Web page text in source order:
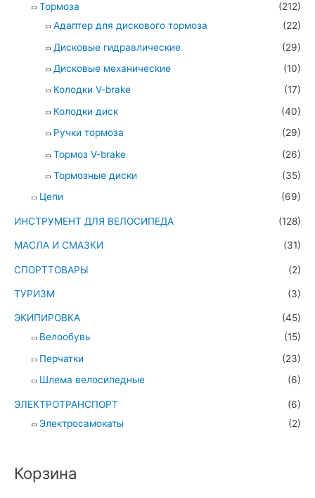
Тормоза
(212)
Адаптер для дискового тормоза
(22)
Дисковые гидравлические
(29)
Дисковые механические
(10)
Колодки V-brake
(17)
Колодки диск
(40)
Ручки тормоза
(29)
Тормоз V-brake
(26)
Тормозные диски
(35)
Цепи
(69)
ИНСТРУМЕНТ ДЛЯ ВЕЛОСИПЕДА (128)
МАСЛА И СМАЗКИ (31)
СПОРТТОВАРЫ (2)
ТУРИЗМ (3)
ЭКИПИРОВКА
(45)
Велообувь
(15)
Перчатки
(23)
Шлема велосипедные
(6)
ЭЛЕКТРОТРАНСПОРТ
(6)
Электросамокаты
(2)
Корзина